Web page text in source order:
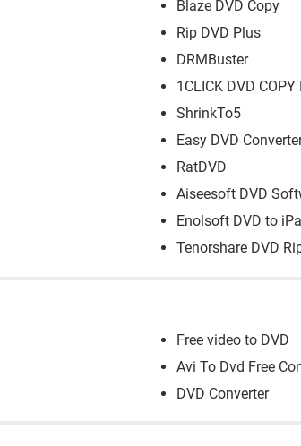
Blaze DVD Copy
Rip DVD Plus
DRMBuster
1CLICK DVD COPY
ShrinkTo5
Easy DVD
RatDVD
Aiseesoft DVD
Enolsoft DVD to
Tenorshare DVD
Free video to DVD
Avi To Dvd Free
DVD Converter